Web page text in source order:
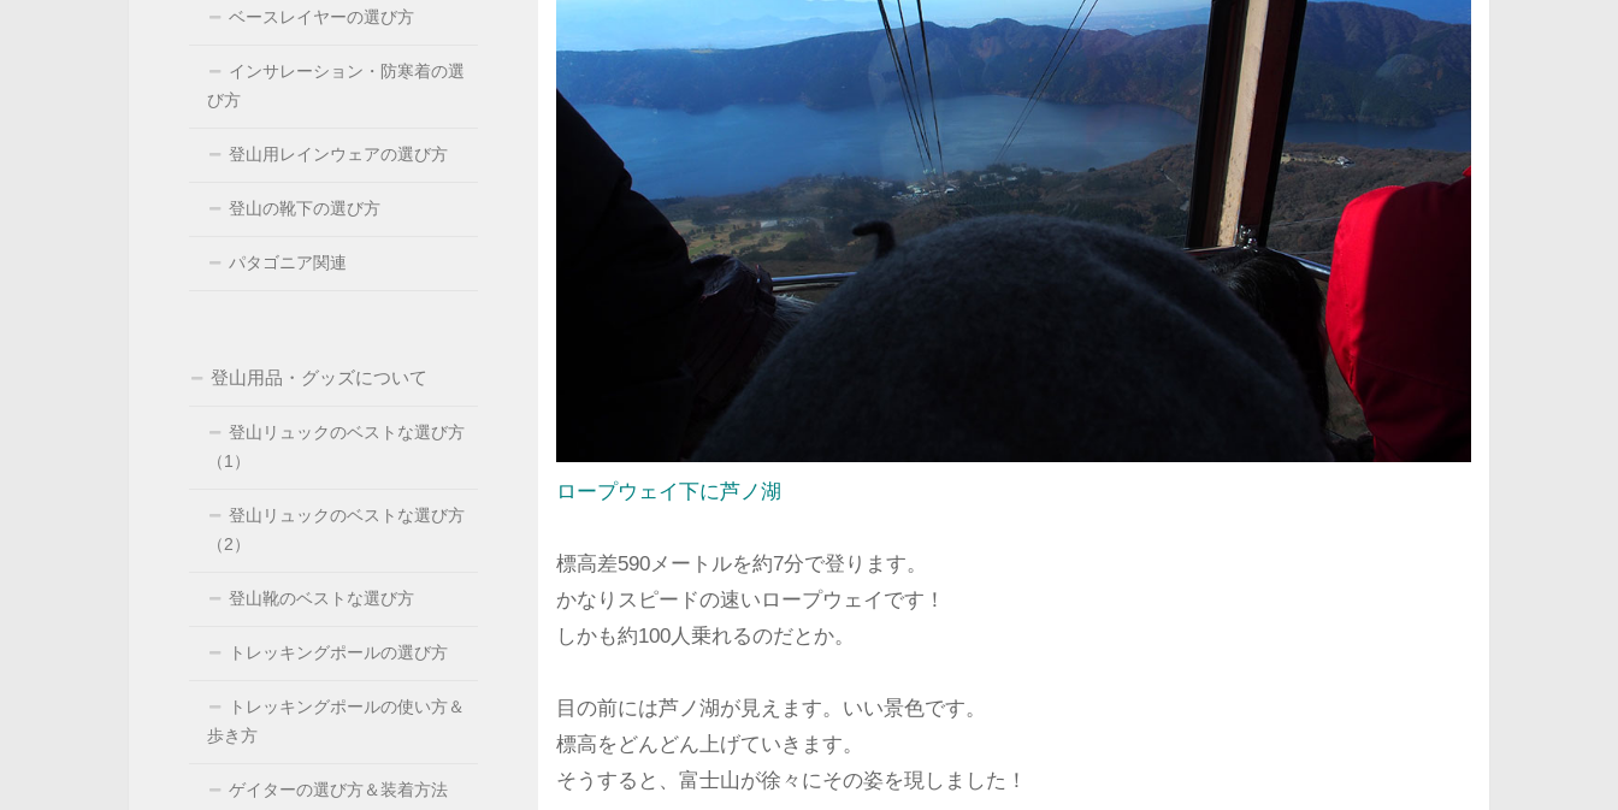
ロープウェイ下に芦ノ湖
標高差590メートルを約7分で登ります。
かなりスピードの速いロープウェイです！
しかも約100人乗れるのだとか。
目の前には芦ノ湖が見えます。いい景色です。
標高をどんどん上げていきます。
そうすると、富士山が徐々にその姿を現しました！
ベースレイヤーの選び方
インサレーション・防寒着の選
び方
登山用レインウェアの選び方
登山の靴下の選び方
パタゴニア関連
登山用品・グッズについて
登山リュックのベストな選び方
（1）
登山リュックのベストな選び方
（2）
登山靴のベストな選び方
トレッキングポールの選び方
トレッキングポールの使い方＆
歩き方
ゲイターの選び方＆装着方法